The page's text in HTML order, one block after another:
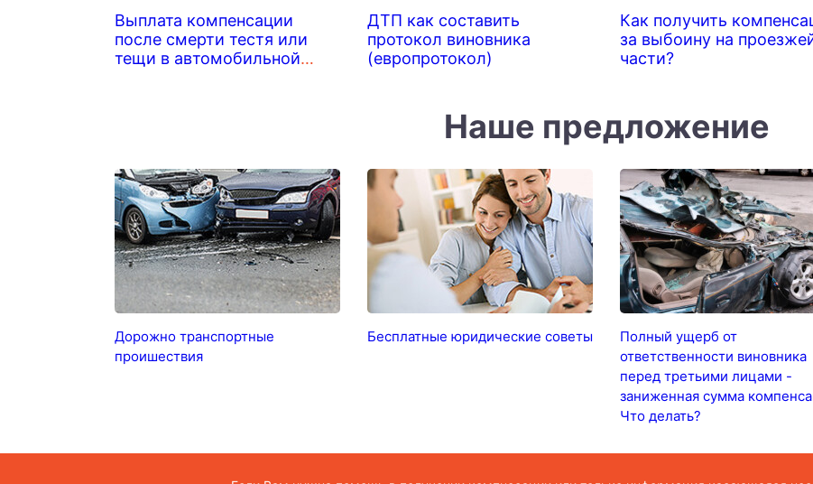
Выплата компенсации
после смерти тестя или
тещи в автомобильной
ДТП как составить
протокол виновника
(европротокол)
Как получить
за выбоину на
части?
Наше предложение
Дорожно транспортные
проишествия
Бесплатные юридические советы
Полный ущерб от
ответственности виновника
перед третьими лицами -
заниженная сумма
Что делать?